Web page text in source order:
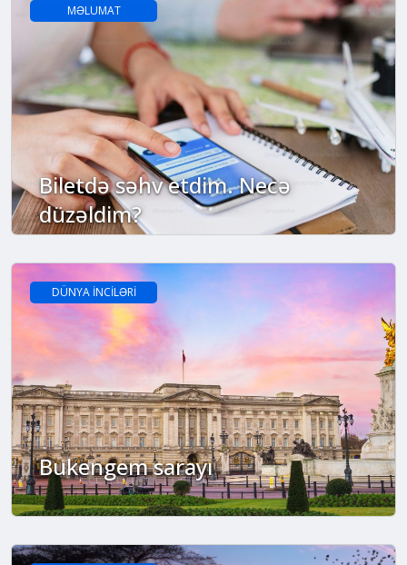
MƏLUMAT
Biletdə səhv etdim. Necə
düzəldim?
DÜNYA İNCİLƏRİ
Bukengem sarayı